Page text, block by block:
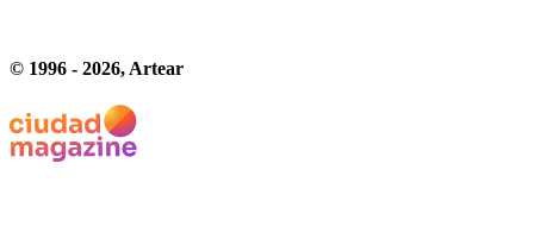
© 1996 - 2026, Artear